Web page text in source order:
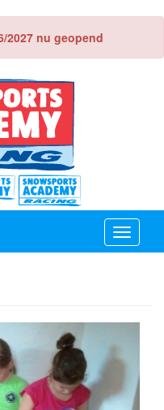
2027 nu geopend
Toggle